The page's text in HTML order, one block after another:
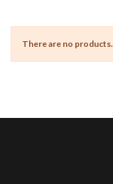
There are no products.